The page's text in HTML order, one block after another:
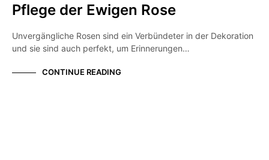
Pflege der Ewigen Rose
Unvergängliche Rosen sind ein Verbündeter in der Dekoration
und sie sind auch perfekt, um Erinnerungen…
CONTINUE READING